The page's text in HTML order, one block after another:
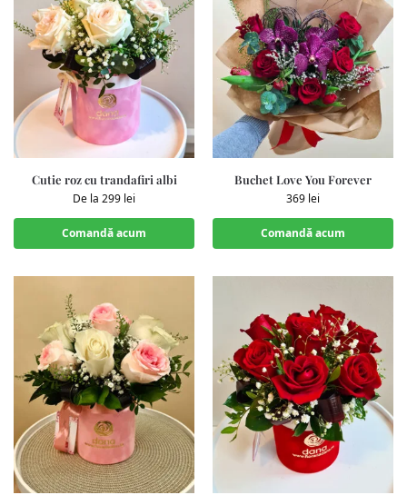
Cutie roz cu trandafiri albi
De la 299 lei
Comandă acum
Buchet Love You Forever
369 lei
Comandă acum